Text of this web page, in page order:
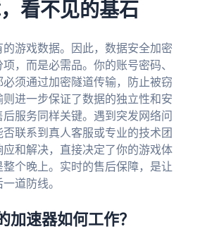
看不见的基石
游戏数据。因此，数据安全加密
，而是必需品。你的账号密码、
须通过加密隧道传输，防止被窃
进一步保证了数据的独立性和安
服务同样关键。遇到突发网络问
联系到真人客服或专业的技术团
应和解决，直接决定了你的游戏体
个晚上。实时的售后保障，是让
道防线。
加速器如何工作？